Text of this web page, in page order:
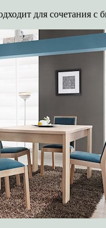
для сочетания